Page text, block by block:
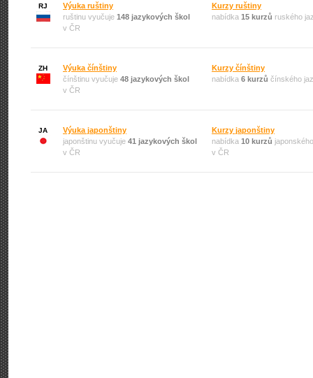
RJ
Výuka ruštiny
ruštinu vyučuje 148 jazykových škol
v ČR
Kurzy ruštiny
nabídka 15 kurzů ruského
ZH
Výuka čínštiny
čínštinu vyučuje 48 jazykových škol
v ČR
Kurzy čínštiny
nabídka 6 kurzů čínského
JA
Výuka japonštiny
japonštinu vyučuje 41 jazykových škol
v ČR
Kurzy japonštiny
nabídka 10 kurzů
v ČR